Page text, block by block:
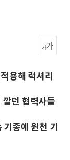
용해 럭셔리
깔던 협력사들
종에 원천 기